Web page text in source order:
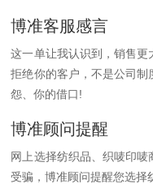
博准客服感言
这一单让我认识到，销售
拒绝你的客户，不是公司
怨、你的借口!
博准顾问提醒
网上选择纺织品、织唛印
受骗，博准顾问提醒您选择